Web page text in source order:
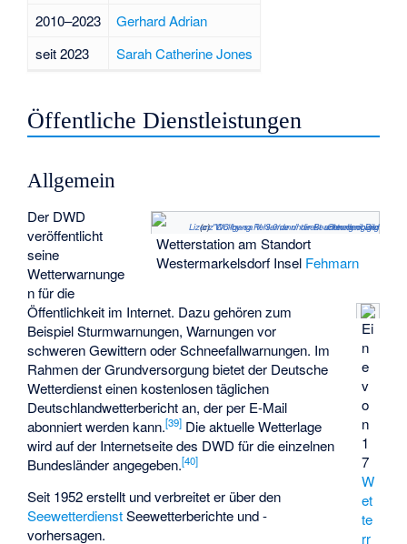
2010–2023
Gerhard Adrian
seit 2023
Sarah Catherine Jones
Öffentliche Dienstleistungen
Allgemein
(c)"Wolfgang Pehlemann" direkt unter dem Bild
Lizenz CC-by-sa V. 3.0/de unter Beachtung obiger Genehmigung
Wetterstation am Standort
Westermarkelsdorf Insel Fehmarn
Ei
n
e
v
o
n
1
7
W
et
te
rr
Der DWD
veröffentlicht
seine
Wetterwarnunge
nfür die
Öffentlichkeit im Internet. Dazu gehören zum
Beispiel Sturmwarnungen, Warnungen vor
schweren Gewittern oder Schneefallwarnungen. Im
Rahmen der Grundversorgung bietet der Deutsche
Wetterdienst einen kostenlosen täglichen
Deutschlandwetterbericht an, der per E-Mail
abonniert werden kann.[39] Die aktuelle Wetterlage
wird auf der Internetseite des DWD für die einzelnen
Bundesländer angegeben.[40]
Seit 1952 erstellt und verbreitet er über den
SeewetterdienstSeewetterberichte und -
vorhersagen.